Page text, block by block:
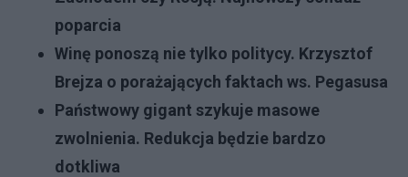
poparcia
Winę ponoszą nie tylko politycy. Krzysztof
Brejza o porażających faktach ws. Pegasusa
Państwowy gigant szykuje masowe
zwolnienia. Redukcja będzie bardzo
dotkliwa